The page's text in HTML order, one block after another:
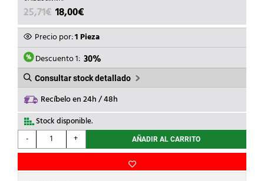
25,71€ EL
PRECIO
ORIGINAL
ERA:
25,71€.
18,00€
PRECIO
ACTUAL
ES:
18,00€.
Precio por:1 Pieza
Descuento 1: 30%
Consultar stock detallado
Recíbelo en 24h / 48h
Stock disponible.
-
BOXTAR
-
ABATIBLE
+ AÑADIR AL CARRITO